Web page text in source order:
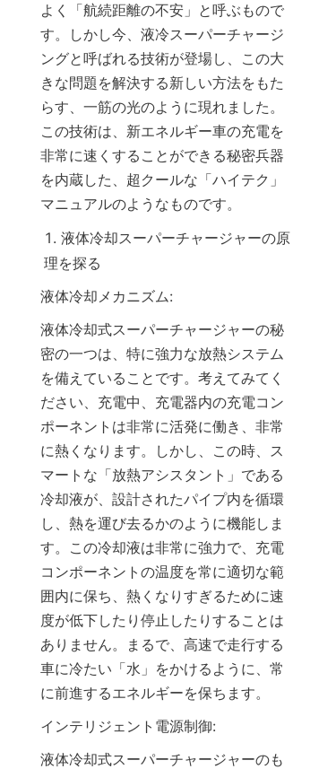
よく「航続距離の不安」と呼ぶもので
す。しかし今、液冷スーパーチャージ
ングと呼ばれる技術が登場し、この大
きな問題を解決する新しい方法をもた
らす、一筋の光のように現れました。
この技術は、新エネルギー車の充電を
非常に速くすることができる秘密兵器
を内蔵した、超クールな「ハイテク」
マニュアルのようなものです。
液体冷却スーパーチャージャーの原
理を探る
液体冷却メカニズム:
液体冷却式スーパーチャージャーの秘
密の一つは、特に強力な放熱システム
を備えていることです。考えてみてく
ださい、充電中、充電器内の充電コン
ポーネントは非常に活発に働き、非常
に熱くなります。しかし、この時、ス
マートな「放熱アシスタント」である
冷却液が、設計されたパイプ内を循環
し、熱を運び去るかのように機能しま
す。この冷却液は非常に強力で、充電
コンポーネントの温度を常に適切な範
囲内に保ち、熱くなりすぎるために速
度が低下したり停止したりすることは
ありません。まるで、高速で走行する
車に冷たい「水」をかけるように、常
に前進するエネルギーを保ちます。
インテリジェント電源制御:
液体冷却式スーパーチャージャーのも